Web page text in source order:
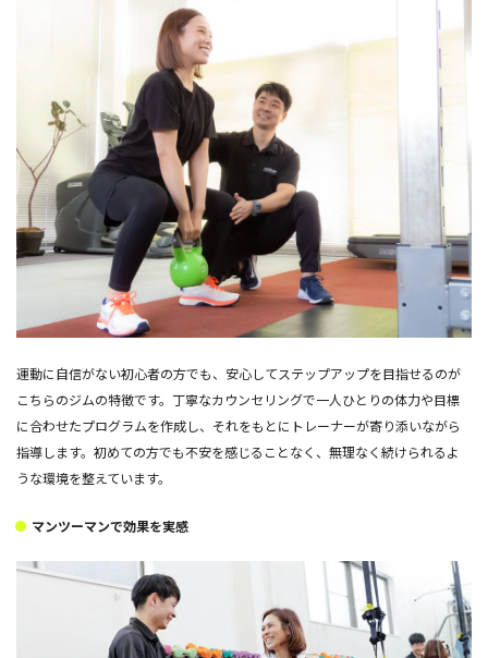
運動に自信がない初心者の方でも、安心してステップアップを目指せるのが
こちらのジムの特徴です。丁寧なカウンセリングで一人ひとりの体力や目標
に合わせたプログラムを作成し、それをもとにトレーナーが寄り添いながら
指導します。初めての方でも不安を感じることなく、無理なく続けられるよ
うな環境を整えています。
マンツーマンで効果を実感